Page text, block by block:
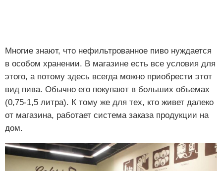
Многие знают, что нефильтрованное пиво нуждается
в особом хранении. В магазине есть все условия для
этого, а потому здесь всегда можно приобрести этот
вид пива. Обычно его покупают в больших объемах
(0,75-1,5 литра). К тому же для тех, кто живет далеко
от магазина, работает система заказа продукции на
дом.